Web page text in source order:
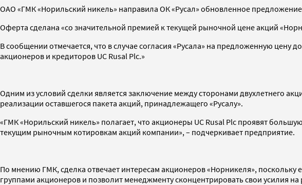
ОАО «ГМК «Норильский никель» направила ОК «Русал» обновленное
Оферта сделана «со значительной премией к текущей рыночной цене акций
В сообщении отмечается, что в случае согласия «Русала» на предложенную
акционеров и кредиторов UC Rusal Plc.»
Одним из условий сделки является заключение между сторонами двухлетнего
реализации оставшегося пакета акций, принадлежащего «Русалу».
«ГМК «Норильский никель» полагает, что акционеры UC Rusal Plc проявят
текущим рыночным котировкам акций компании», – подчеркивает предприятие.
По мнению ГМК, сделка отвечает интересам акционеров «Норникеля»,
группами акционеров и позволит менеджменту сконцентрировать свои усилия